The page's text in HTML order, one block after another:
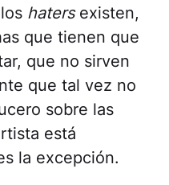
hatersexisten,
que tienen que
que no sirven
que tal vez no
sobre las
está
la excepción.